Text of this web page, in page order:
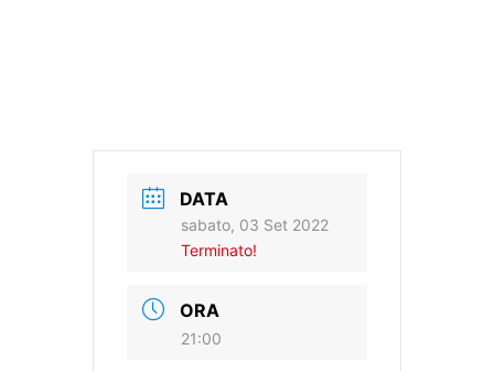
DATA
sabato, 03 Set 2022
Terminato!
ORA
21:00